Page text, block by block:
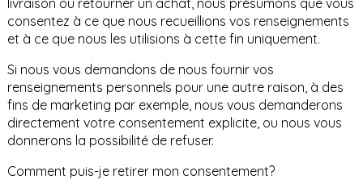
consentez à ce que nous recueillions vos renseignements
et à ce que nous les utilisions à cette fin uniquement.
Si nous vous demandons de nous fournir vos
renseignements personnels pour une autre raison, à des
fins de marketing par exemple, nous vous demanderons
directement votre consentement explicite, ou nous vous
donnerons la possibilité de refuser.
Comment puis-je retirer mon consentement?